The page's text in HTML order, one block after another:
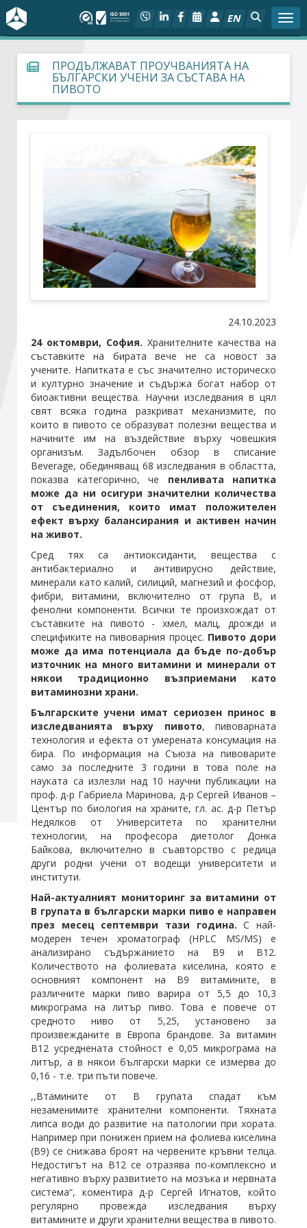
EN
За БСК
На фокус
Арбитражен съд
Проекти
Стани член
Абонирайте се!
ПРОДЪЛЖАВАТ ПРОУЧВАНИЯТА НА
БЪЛГАРСКИ УЧЕНИ ЗА СЪСТАВА НА
ПИВОТО
24.10.2023
24 октомври, София. Хранителните качества на
съставките на бирата вече не са новост за
учените. Напитката е със значително историческо
и културно значение и съдържа богат набор от
биоактивни вещества. Научни изследвания в цял
свят всяка година разкриват механизмите, по
които в пивото се образуват полезни вещества и
начините им на въздействие върху човешкия
организъм. Задълбочен обзор в списаниe
Beverage, обединяващ 68 изследвания в областта,
показва категорично, че пенливата напитка
може да ни осигури значителни количества
от съединения, които имат положителен
ефект върху балансирания и активен начин
на живот.
Сред тях са антиоксиданти, вещества с
антибактериално и антивирусно действие,
минерали като калий, силиций, магнезий и фосфор,
фибри, витамини, включително от група B, и
фенолни компоненти. Всички те произхождат от
съставките на пивото - хмел, малц, дрожди и
спецификите на пивоварния процес. Пивото дори
може да има потенциала да бъде по-добър
източник на много витамини и минерали от
някои традиционно възприемани като
витаминозни храни.
Българските учени имат сериозен принос в
изследванията върху пивото, пивоварната
технология и ефекта от умерената консумация на
бира. По информация на Съюза на пивоварите
само за последните 3 години в това поле на
науката са излезли над 10 научни публикации на
проф. д-р Габриела Маринова, д-р Сергей Иванов –
Център по биология на храните, гл. ас. д-р Петър
Недялков от Университета по хранителни
технологии, на професора диетолог Донка
Байкова, включително в съавторство с редица
други родни учени от водещи университети и
институти.
Най-актуалният мониторинг за витамини от
В групата в български марки пиво е направен
през месец септември тази година. С най-
модерен течен хроматограф (HPLC MS/MS) е
анализирано съдържанието на В9 и В12.
Количеството на фолиевата киселина, която е
основният компонент на В9 витамините, в
различните марки пиво варира от 5,5 до 10,3
микрограма на литър пиво. Това е повече от
средното ниво от 5,25, установено за
произвежданите в Европа брандове. За витамин
В12 усреднената стойност е 0,05 микрограма на
литър, а в някои български марки се измерва до
0,16 - т.е. три пъти повече.
,,Втамините от В групата спадат към
незаменимите хранителни компоненти. Тяхната
липса води до развитие на патологии при хората.
Например при понижен прием на фолиева киселина
(В9) се снижава броят на червените кръвни телца.
Недостигът на В12 се отразява по-комплексно и
негативно върху развитието на мозъка и нервната
система“, коментира д-р Сергей Игнатов, който
регулярно провежда изследвания върху
витамините и други хранителни вещества в пивото.